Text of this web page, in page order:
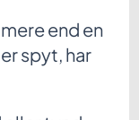
end en
spyt, har